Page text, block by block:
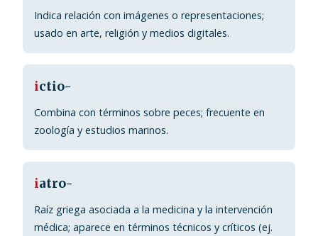
Indica relación con imágenes o representaciones;
usado en arte, religión y medios digitales.
ictio-
Combina con términos sobre peces; frecuente en
zoología y estudios marinos.
iatro-
Raíz griega asociada a la medicina y la intervención
médica; aparece en términos técnicos y críticos (ej.